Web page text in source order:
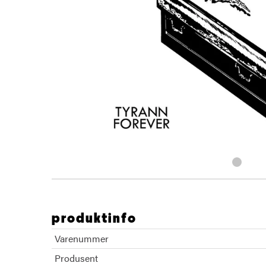
produktinfo
Varenummer
Produsent